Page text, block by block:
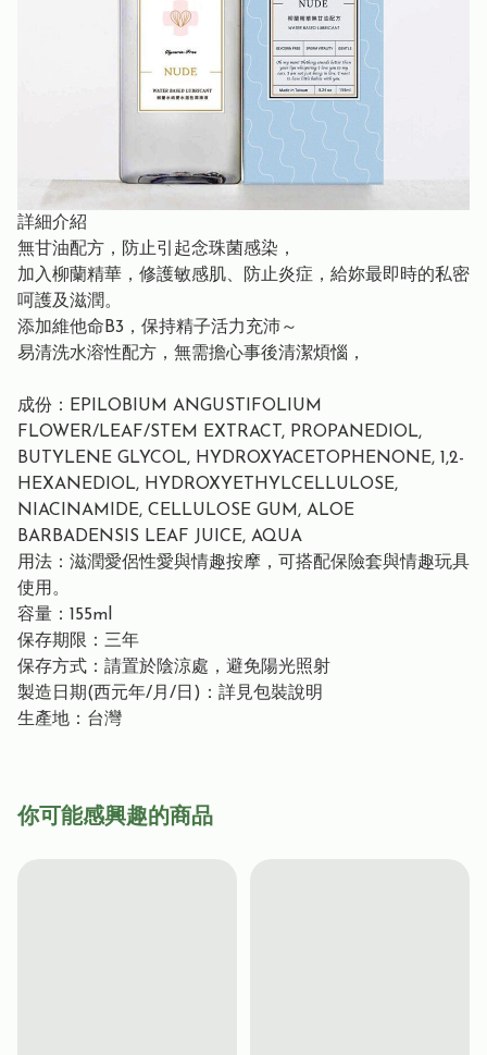
詳細介紹
無甘油配方，防止引起念珠菌感染，
加入柳蘭精華，修護敏感肌、防止炎症，給妳最即時的私密
呵護及滋潤。
添加維他命B3，保持精子活力充沛～
易清洗水溶性配方，無需擔心事後清潔煩惱，
成份：EPILOBIUM ANGUSTIFOLIUM
FLOWER/LEAF/STEM EXTRACT, PROPANEDIOL,
BUTYLENE GLYCOL, HYDROXYACETOPHENONE, 1,2-
HEXANEDIOL, HYDROXYETHYLCELLULOSE,
NIACINAMIDE, CELLULOSE GUM, ALOE
BARBADENSIS LEAF JUICE, AQUA
用法：滋潤愛侶性愛與情趣按摩，可搭配保險套與情趣玩具
使用。
容量：155ml
保存期限：三年
保存方式：請置於陰涼處，避免陽光照射
製造日期(西元年/月/日)：詳見包裝說明
生產地：台灣
你可能感興趣的商品